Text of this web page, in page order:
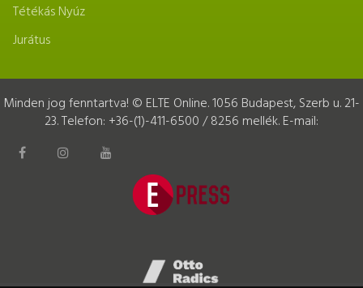
Tétékás Nyúz
Jurátus
Minden jog fenntartva! © ELTE Online. 1056 Budapest, Szerb u. 21-
23. Telefon: +36-(1)-411-6500 / 8256 mellék. E-mail: